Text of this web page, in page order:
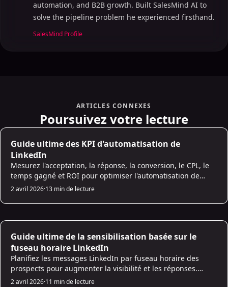
automation, and B2B growth. Built SalesMind AI to
solve the pipeline problem he experienced firsthand.
SalesMind Profile
ARTICLES CONNEXES
Poursuivez votre lecture
AI Prospecting
Guide ultime des KPI d'automatisation de
LinkedIn
Mesurez l'acceptation, la réponse, la conversion, le CPL, le
temps gagné et ROI pour optimiser l'automatisation de
LinkedIn pour une génération de leads évolutive B2B.
2 avril 2026·13 min de lecture
AI Prospecting
Guide ultime de la sensibilisation basée sur le
fuseau horaire LinkedIn
Planifiez les messages LinkedIn par fuseau horaire des
prospects pour augmenter la visibilité et les réponses.
Découvrez les meilleurs jours/heures, la segmentation,
2 avril 2026·11 min de lecture